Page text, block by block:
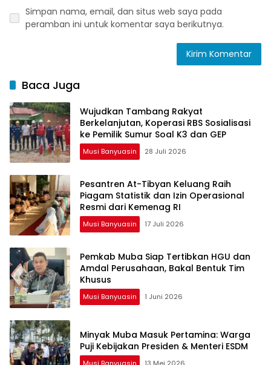
Simpan nama, email, dan situs web saya pada
peramban ini untuk komentar saya berikutnya.
Baca Juga
Wujudkan Tambang Rakyat
Berkelanjutan, Koperasi RBS Sosialisasi
ke Pemilik Sumur Soal K3 dan GEP
Musi Banyuasin 28 Juli 2026
Pesantren At-Tibyan Keluang Raih
Piagam Statistik dan Izin Operasional
Resmi dari Kemenag RI
Musi Banyuasin 17 Juli 2026
Pemkab Muba Siap Tertibkan HGU dan
Amdal Perusahaan, Bakal Bentuk Tim
Khusus
Musi Banyuasin 1 Juni 2026
Minyak Muba Masuk Pertamina: Warga
Puji Kebijakan Presiden & Menteri ESDM